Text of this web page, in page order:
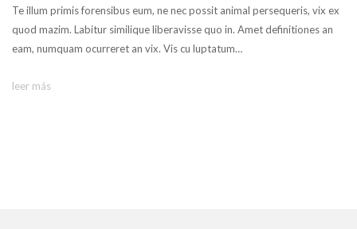
Te illum primis forensibus eum, ne nec possit animal persequeris, vix ex
quod mazim. Labitur similique liberavisse quo in. Amet definitiones an
eam, numquam ocurreret an vix. Vis cu luptatum…
leer más